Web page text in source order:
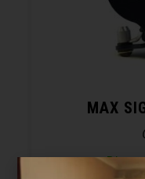
MAX